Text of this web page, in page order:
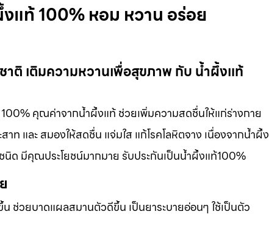
แท้ 100% หอม หวาน อร่อย
ติ เติมความหวานเพื่อสุขภาพ กับ น้ำผึ้งแท้
คุณค่าจากน้ำผึ้งแท้ ช่วยเพิ่มความสดชื่นให้แก่ร่างกาย
ท และ สมองให้สดชื่น แจ่มใส แก้โรคโลหิตจาง เนื่องจากน้ำผึ้ง
นิด มีคุณประโยชน์มากมาย รับประกันเป็นน้ำผึ้งแท้100%
ช่วยบาดแผลสมานตัวดีขึ้น เป็นยาระบายอ่อนๆ ใช้เป็นตัว